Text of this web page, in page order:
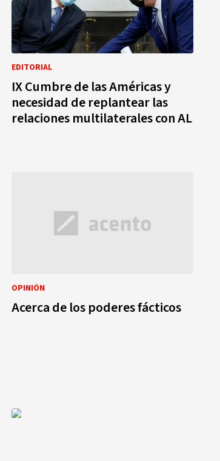
EDITORIAL
IX Cumbre de las Américas y
necesidad de replantear las
relaciones multilaterales con AL
OPINIÓN
Acerca de los poderes fácticos